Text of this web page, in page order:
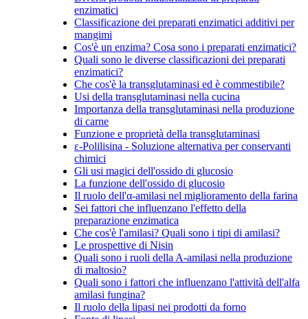
enzimatici
Classificazione dei preparati enzimatici additivi per
mangimi
Cos'è un enzima? Cosa sono i preparati enzimatici?
Quali sono le diverse classificazioni dei preparati
enzimatici?
Che cos'è la transglutaminasi ed è commestibile?
Usi della transglutaminasi nella cucina
Importanza della transglutaminasi nella produzione
di carne
Funzione e proprietà della transglutaminasi
ε-Polilisina - Soluzione alternativa per conservanti
chimici
Gli usi magici dell'ossido di glucosio
La funzione dell'ossido di glucosio
Il ruolo dell'α-amilasi nel miglioramento della farina
Sei fattori che influenzano l'effetto della
preparazione enzimatica
Che cos'è l'amilasi? Quali sono i tipi di amilasi?
Le prospettive di Nisin
Quali sono i ruoli della A-amilasi nella produzione
di maltosio?
Quali sono i fattori che influenzano l'attività dell'alfa
amilasi fungina?
Il ruolo della lipasi nei prodotti da forno